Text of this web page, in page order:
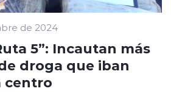
de 2024
5”: Incautan más
droga que iban
centro